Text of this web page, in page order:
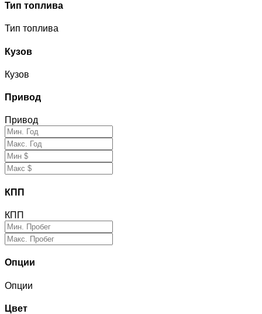
Тип топлива
Тип топлива
Кузов
Кузов
Привод
Привод
КПП
КПП
Опции
Опции
Цвет